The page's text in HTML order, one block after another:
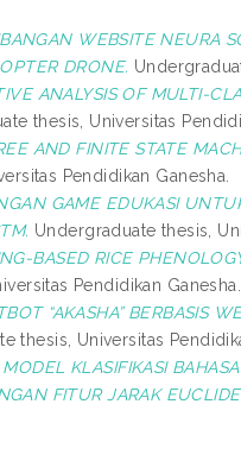
WEBSITE NEURA
DRONE.
ANALYSIS OF MULTI-
thesis, Universitas
AND FINITE STATE
Pendidikan Ganesha.
GAME EDUKASI
Undergraduate thesis,
BASED RICE
Pendidikan Ganesha.
“AKASHA” BERBASIS
thesis, Universitas
KLASIFIKASI
FITUR JARAK